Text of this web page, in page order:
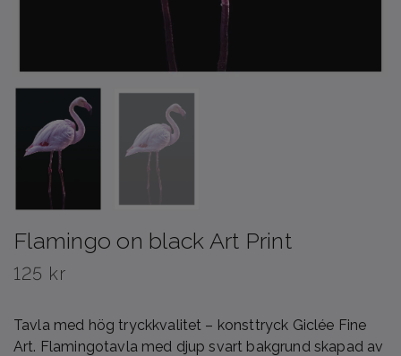
Flamingo on black Art Print
125 kr
Tavla med hög tryckkvalitet – konsttryck Giclée Fine
Art. Flamingotavla med djup svart bakgrund skapad av